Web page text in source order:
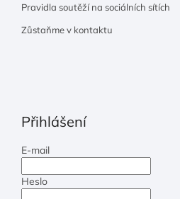
Pravidla soutěží na sociálních sítích
Zůstaňme v kontaktu
Přihlášení
E-mail
Heslo